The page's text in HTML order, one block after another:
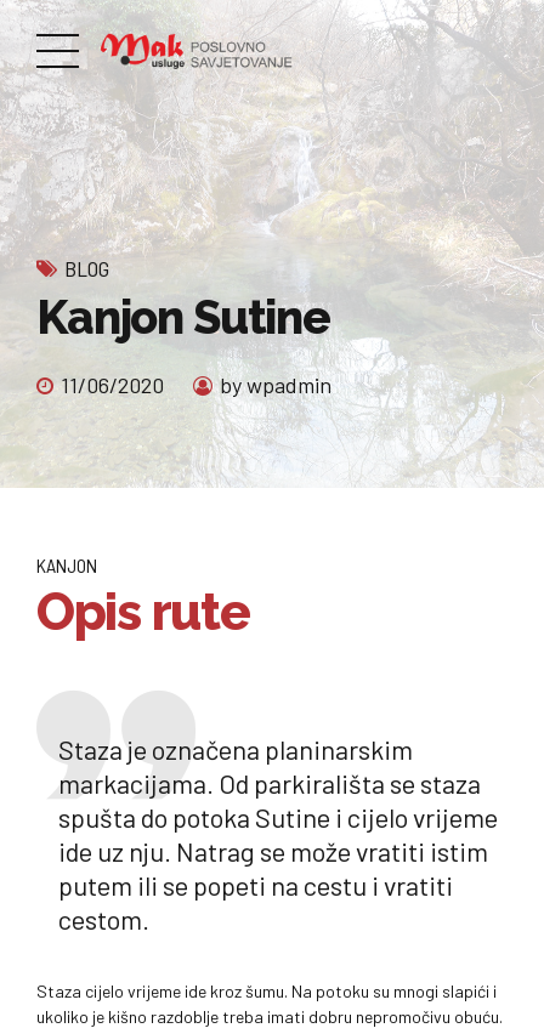
BLOG
Kanjon Sutine
11/06/2020 by wpadmin
KANJON
Opis rute
Staza je označena planinarskim
markacijama. Od parkirališta se staza
spušta do potoka Sutine i cijelo vrijeme
ide uz nju. Natrag se može vratiti istim
putem ili se popeti na cestu i vratiti
cestom.
Staza cijelo vrijeme ide kroz šumu. Na potoku su mnogi slapići i
ukoliko je kišno razdoblje treba imati dobru nepromočivu obuću.